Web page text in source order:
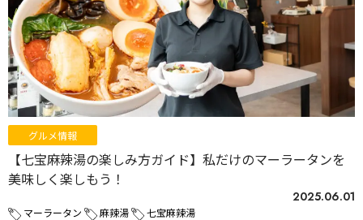
グルメ情報
【七宝麻辣湯の楽しみ方ガイド】私だけのマーラータンを
美味しく楽しもう！
2025.06.01
マーラータン 麻辣湯 七宝麻辣湯